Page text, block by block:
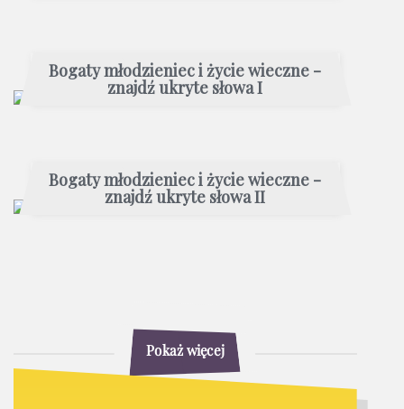
Bogaty młodzieniec i życie wieczne -
znajdź ukryte słowa I
Bogaty młodzieniec i życie wieczne -
znajdź ukryte słowa II
Pokaż więcej